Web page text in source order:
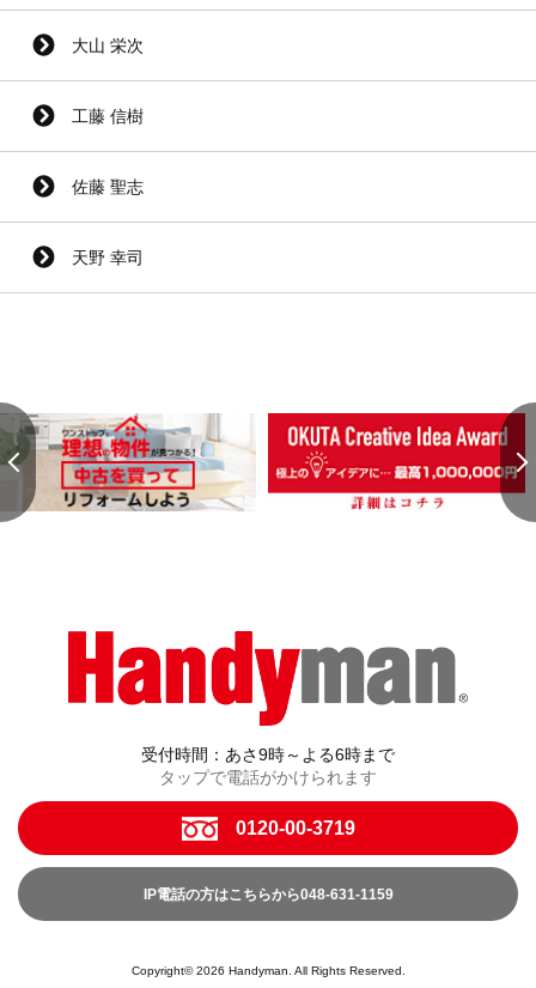
大山 栄次
工藤 信樹
佐藤 聖志
天野 幸司
受付時間：あさ9時～よる6時まで
タップで電話がかけられます
0120-00-3719
IP電話の方はこちらから048-631-1159
Copyright© 2026 Handyman. All Rights Reserved.